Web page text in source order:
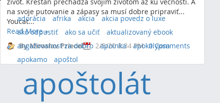
na svoje putovanie a zápasy sa musí dobre pripraviť...
Youcat...
Read More»
By Miroslav Priecel
2/5/20 8:34 PM 0 Comments
adorácia afrika akcia
akcia povedz o luxe
ako odpustiť
ako sa učiť
aktualizovaný ebook
angažovanosť za dobro
apoinka
apokalypsa
apokamo
apoštol
apoštolát